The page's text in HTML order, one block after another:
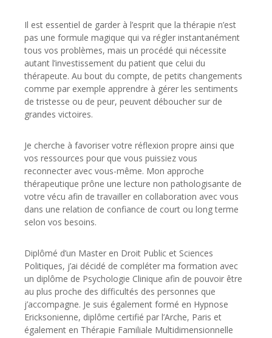
Il est essentiel de garder à l’esprit que la thérapie n’est
pas une formule magique qui va régler instantanément
tous vos problèmes, mais un procédé qui nécessite
autant l’investissement du patient que celui du
thérapeute. Au bout du compte, de petits changements
comme par exemple apprendre à gérer les sentiments
de tristesse ou de peur, peuvent déboucher sur de
grandes victoires.
Je cherche à favoriser votre réflexion propre ainsi que
vos ressources pour que vous puissiez vous
reconnecter avec vous-même. Mon approche
thérapeutique prône une lecture non pathologisante de
votre vécu afin de travailler en collaboration avec vous
dans une relation de confiance de court ou long terme
selon vos besoins.
Diplômé d’un Master en Droit Public et Sciences
Politiques, j’ai décidé de compléter ma formation avec
un diplôme de Psychologie Clinique afin de pouvoir être
au plus proche des difficultés des personnes que
j’accompagne. Je suis également formé en Hypnose
Ericksonienne, diplôme certifié par l’Arche, Paris et
également en Thérapie Familiale Multidimensionnelle